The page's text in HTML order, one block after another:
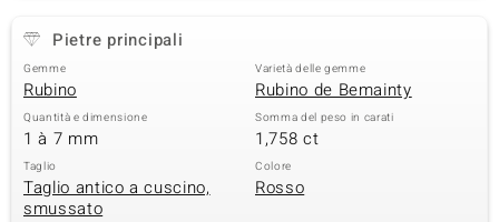
Pietre principali
Gemme
Rubino
Varietà delle gemme
Rubino de Bemainty
Quantità e dimensione
1 à 7 mm
Somma del peso in carati
1,758 ct
Taglio
Taglio antico a cuscino,
smussato
Colore
Rosso